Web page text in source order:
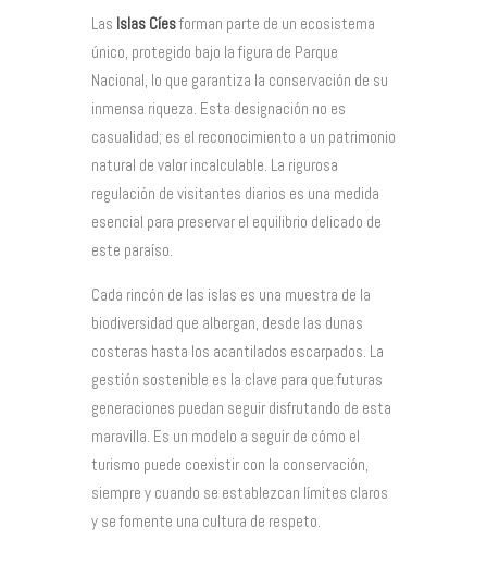
Las Islas Cíesforman parte de un ecosistema
único, protegido bajo la figura de Parque
Nacional, lo que garantiza la conservación de su
inmensa riqueza. Esta designación no es
casualidad; es el reconocimiento a un patrimonio
natural de valor incalculable. La rigurosa
regulación de visitantes diarios es una medida
esencial para preservar el equilibrio delicado de
este paraíso.
Cada rincón de las islas es una muestra de la
biodiversidad que albergan, desde las dunas
costeras hasta los acantilados escarpados. La
gestión sostenible es la clave para que futuras
generaciones puedan seguir disfrutando de esta
maravilla. Es un modelo a seguir de cómo el
turismo puede coexistir con la conservación,
siempre y cuando se establezcan límites claros
y se fomente una cultura de respeto.